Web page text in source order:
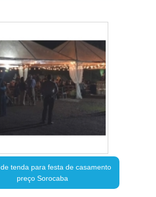
tenda para festa de casamento
preço Sorocaba